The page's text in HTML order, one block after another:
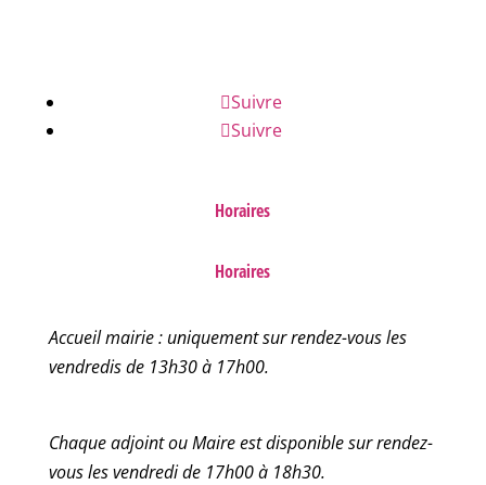
Suivre
Suivre
Horaires
Horaires
Accueil mairie : uniquement sur rendez-vous les
vendredis de 13h30 à 17h00.
Chaque adjoint ou Maire est disponible sur rendez-
vous les vendredi de 17h00 à 18h30.